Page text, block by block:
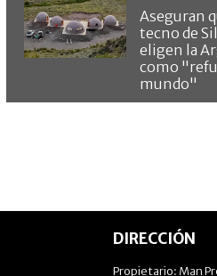
Aseguran
tecno de
eligen la
como
mundo"
DIRECCIÓN
Propietario: Man